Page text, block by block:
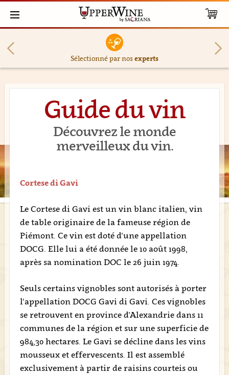
Sélectionné par nosexperts
Guide du vin
Découvrez le monde
merveilleux du vin.
Cortese di Gavi
Le Cortese di Gavi est un vin blanc italien, vin
de table originaire de la fameuse région de
Piémont. Ce vin est doté d’une appellation
DOCG. Elle lui a été donnée le 10 août 1998,
après sa nomination DOC le 26 juin 1974.
Seuls certains vignobles sont autorisés à porter
l’appellation DOCG Gavi di Gavi. Ces vignobles
se retrouvent en province d’Alexandrie dans 11
communes de la région et sur une superficie de
984,30 hectares. Le Gavi se décline dans les vins
mousseux et effervescents. Il est assemblé
exclusivement à partir de raisins courteis ou